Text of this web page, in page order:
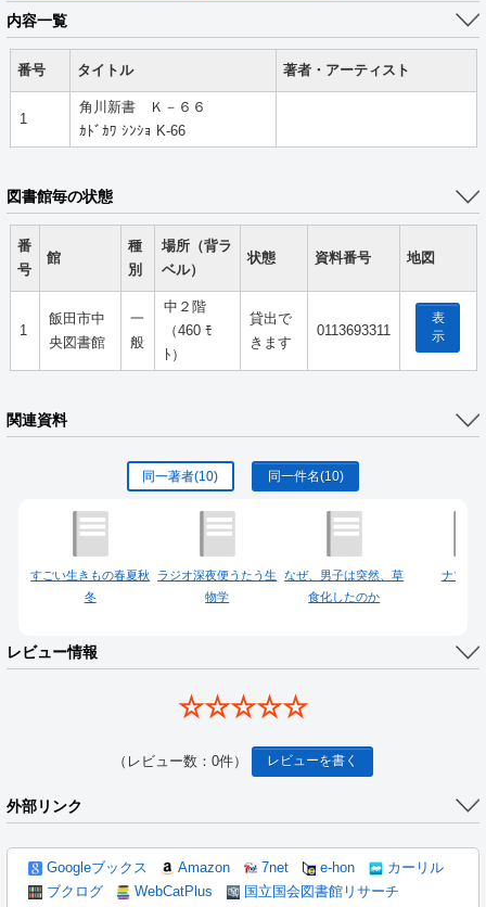
内容一覧
番号 タイトル 著者・アーティスト
1
角川新書 Ｋ－６６
ｶﾄﾞｶﾜ ｼﾝｼｮ K-66
図書館毎の状態
番
号
館
種
別
場所（背ラ
ベル）
状態 資料番号 地図
1
飯田市中
央図書館
一
般
中２階
（460 ﾓ
ﾄ）
貸出で
きます
0113693311
表
示
関連資料
同一著者(10) 同一件名(10)
すごい生きもの春夏秋
冬
ラジオ深夜便うたう生
物学
なぜ、男子は突然、草
食化したのか
ナマコ
レビュー情報
☆☆☆☆☆
（レビュー数：0件） レビューを書く
外部リンク
Googleブックス Amazon 7net e-hon
カーリル
ブクログ
WebCatPlus 国立国会図書館リサーチ